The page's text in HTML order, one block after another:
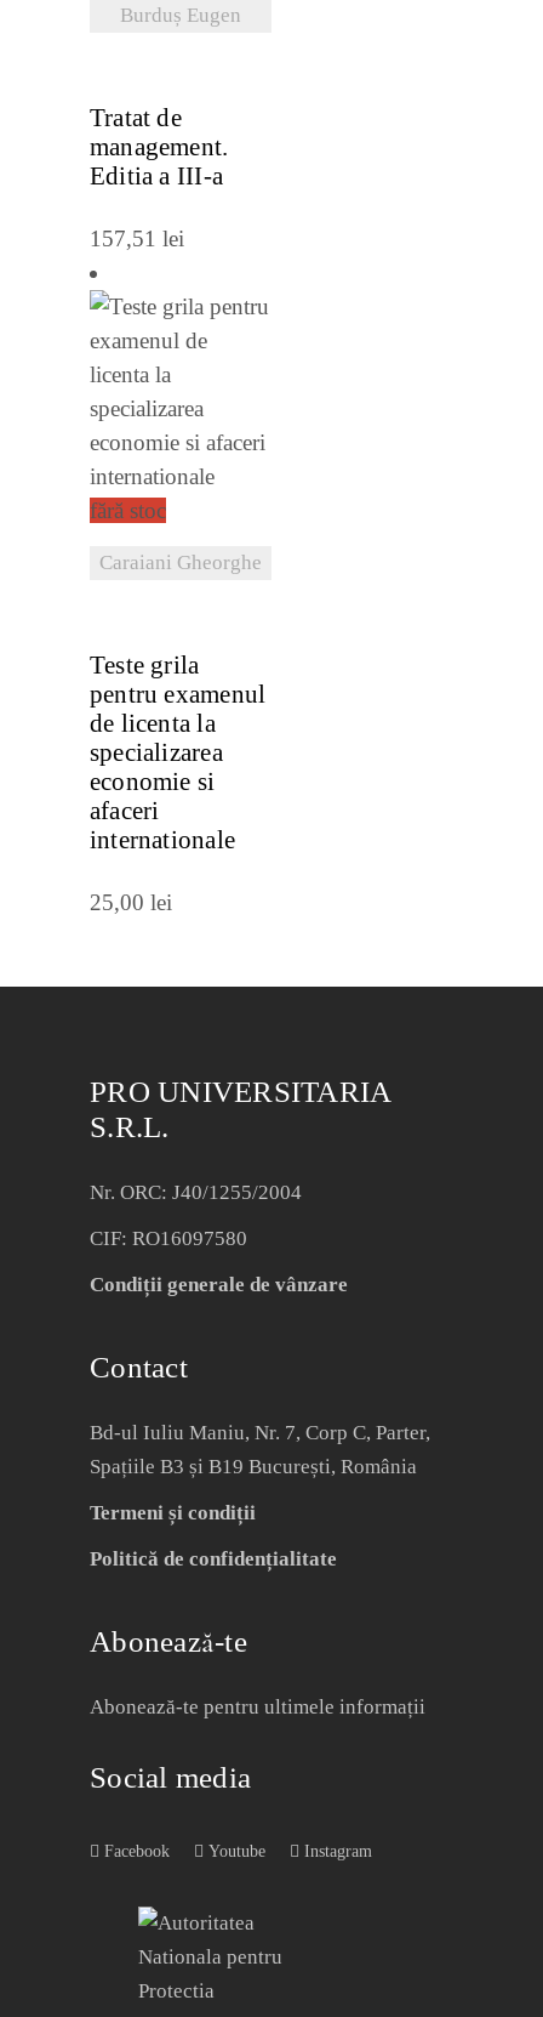
Burduș Eugen
Tratat de
management.
Editia a III-a
157,51 lei
fără stoc
Caraiani Gheorghe
Teste grila
pentru examenul
de licenta la
specializarea
economie si
afaceri
internationale
25,00 lei
PRO UNIVERSITARIA
S.R.L.
Nr. ORC: J40/1255/2004
CIF: RO16097580
Condiții generale de vânzare
Contact
Bd-ul Iuliu Maniu, Nr. 7, Corp C, Parter,
Spațiile B3 și B19 București, România
Termeni și condiții
Politică de confidențialitate
Abonează-te
Abonează-te pentru ultimele informații
Social media
Facebook Youtube Instagram